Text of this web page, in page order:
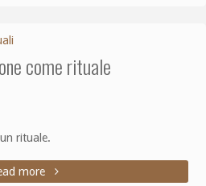
come rituale
rituale.
more